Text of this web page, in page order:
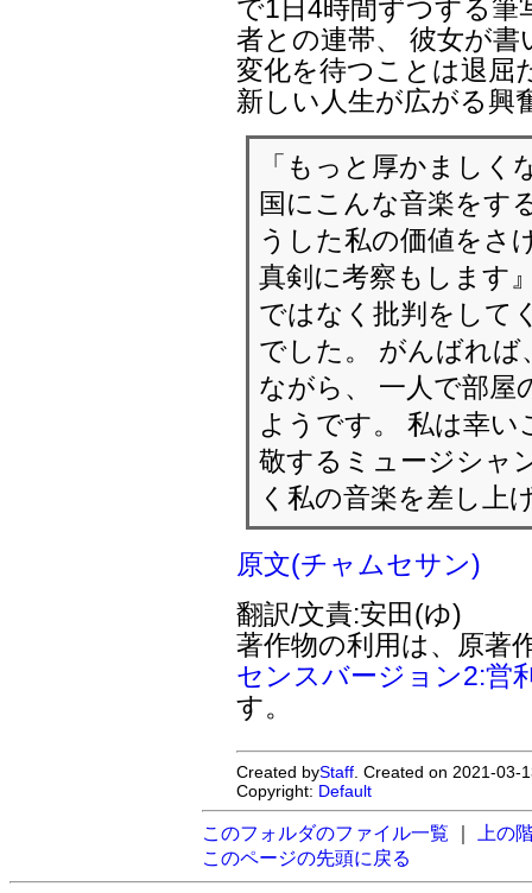
で1日4時間ずつする筆
者との連帯、 彼女が
変化を待つことは退屈
新しい人生が広がる興
「もっと厚かまし
国にこんな音楽をす
うした私の価値をさ
真剣に考察もします
ではなく批判をして
でした。 がんばれ
ながら、 一人で部屋
ようです。 私は幸
敬するミュージシャ
く私の音楽を差し上
原文(チャムセサン)
翻訳/文責:安田(ゆ)
著作物の利用は、原著
センスバージョン2:営
す。
Created byStaff . Created on 2021-
Copyright: Default
このフォルダのファイル一覧
上の
このページの先頭に戻る